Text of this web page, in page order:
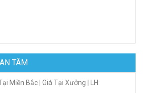
TÂM
Miền Bắc | Giá Tại Xưởng | LH: